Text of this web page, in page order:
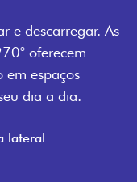
trabalho mais